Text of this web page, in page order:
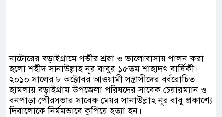
নাটোরের বড়াইগ্রামে গভীর শ্রদ্ধা ও ভালোবাসায় পালন করা
হলো শহীদ সানাউল্লাহ নূর বাবুর ১৫তম শাহাদৎ বার্ষিকী।
২০১০ সালের ৮ অক্টোবর আওয়ামী সন্ত্রাসীদের বর্বরোচিত
হামলায় বড়াইগ্রাম উপজেলা পরিষদের সাবেক চেয়ারম্যান ও
বনপাড়া পৌরসভার সাবেক মেয়র সানাউল্লাহ নূর বাবু প্রকাশ্যে
দিবালোকে নির্মমভাবে কুপিয়ে হত্যা হন।